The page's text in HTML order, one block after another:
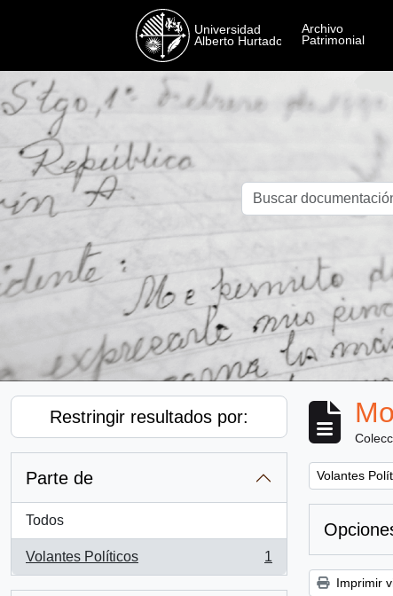
Restringir resultados por:
Parte de
Todos
Volantes Políticos
, 1 resultados
1
Remove filter:
Volantes
Imprimir